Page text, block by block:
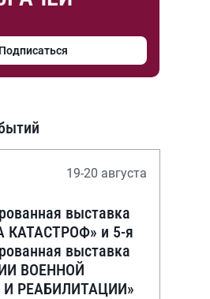
Подписаться
19-20 августа
выставка
и 5-я
выставка
ВОЕННОЙ
РЕАБИЛИТАЦИИ»